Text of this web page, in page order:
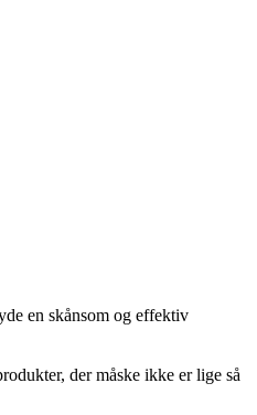
en skånsom og effektiv
der måske ikke er lige så